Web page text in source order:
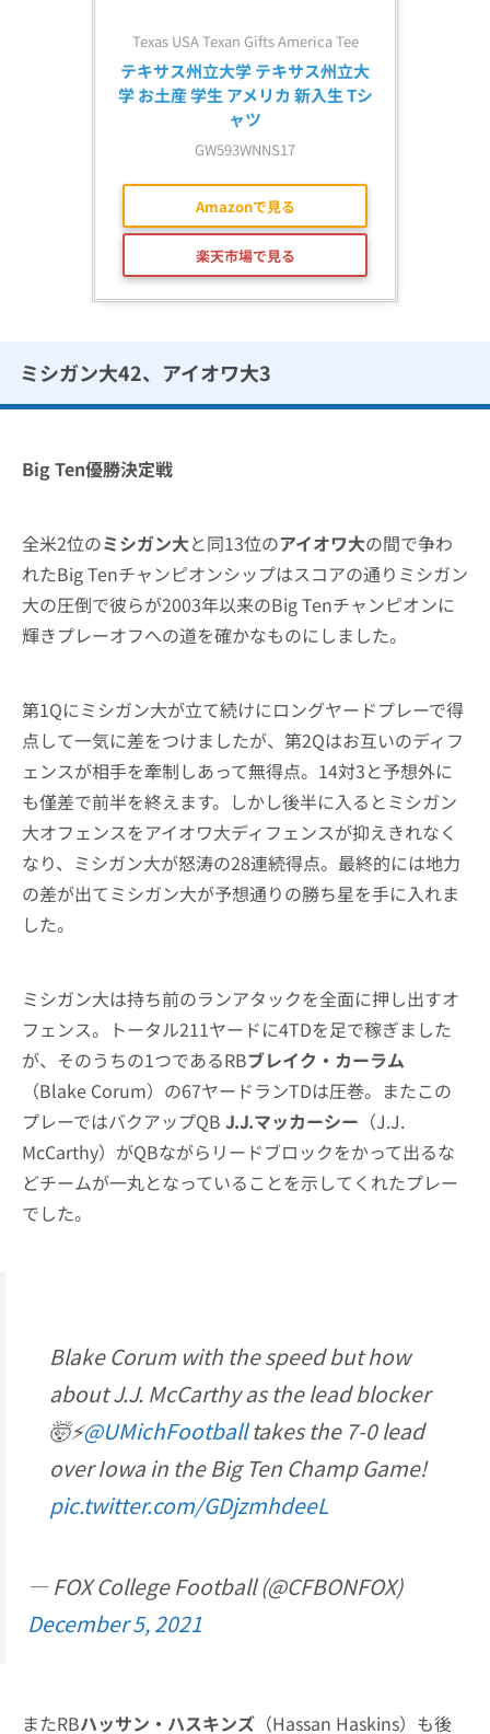
Texas USA Texan Gifts America Tee
テキサス州立大学 テキサス州立大
学 お土産 学生 アメリカ 新入生 Tシ
ャツ
GW593WNNS17
Amazonで見る
楽天市場で見る
ミシガン大42、アイオワ大3
Big Ten優勝決定戦
全米2位のミシガン大と同13位のアイオワ大の間で争わ
れたBig Tenチャンピオンシップはスコアの通りミシガン
大の圧倒で彼らが2003年以来のBig Tenチャンピオンに
輝きプレーオフへの道を確かなものにしました。
第1Qにミシガン大が立て続けにロングヤードプレーで得
点して一気に差をつけましたが、第2Qはお互いのディフ
ェンスが相手を牽制しあって無得点。14対3と予想外に
も僅差で前半を終えます。しかし後半に入るとミシガン
大オフェンスをアイオワ大ディフェンスが抑えきれなく
なり、ミシガン大が怒涛の28連続得点。最終的には地力
の差が出てミシガン大が予想通りの勝ち星を手に入れま
した。
ミシガン大は持ち前のランアタックを全面に押し出すオ
フェンス。トータル211ヤードに4TDを足で稼ぎました
が、そのうちの1つであるRBブレイク・カーラム
（Blake Corum）の67ヤードランTDは圧巻。またこの
プレーではバクアップQB J.J.マッカーシー （J.J.
McCarthy）がQBながらリードブロックをかって出るな
どチームが一丸となっていることを示してくれたプレー
でした。
Blake Corum with the speed but how
about J.J. McCarthy as the lead blocker
🤯⚡️@UMichFootballtakes the 7-0 lead
over Iowa in the Big Ten Champ Game!
pic.twitter.com/GDjzmhdeeL
— FOX College Football (@CFBONFOX)
December 5, 2021
またRBハッサン・ハスキンズ （Hassan Haskins）も後